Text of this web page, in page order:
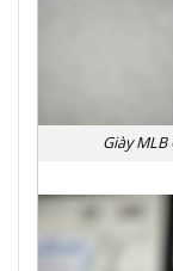
Giày